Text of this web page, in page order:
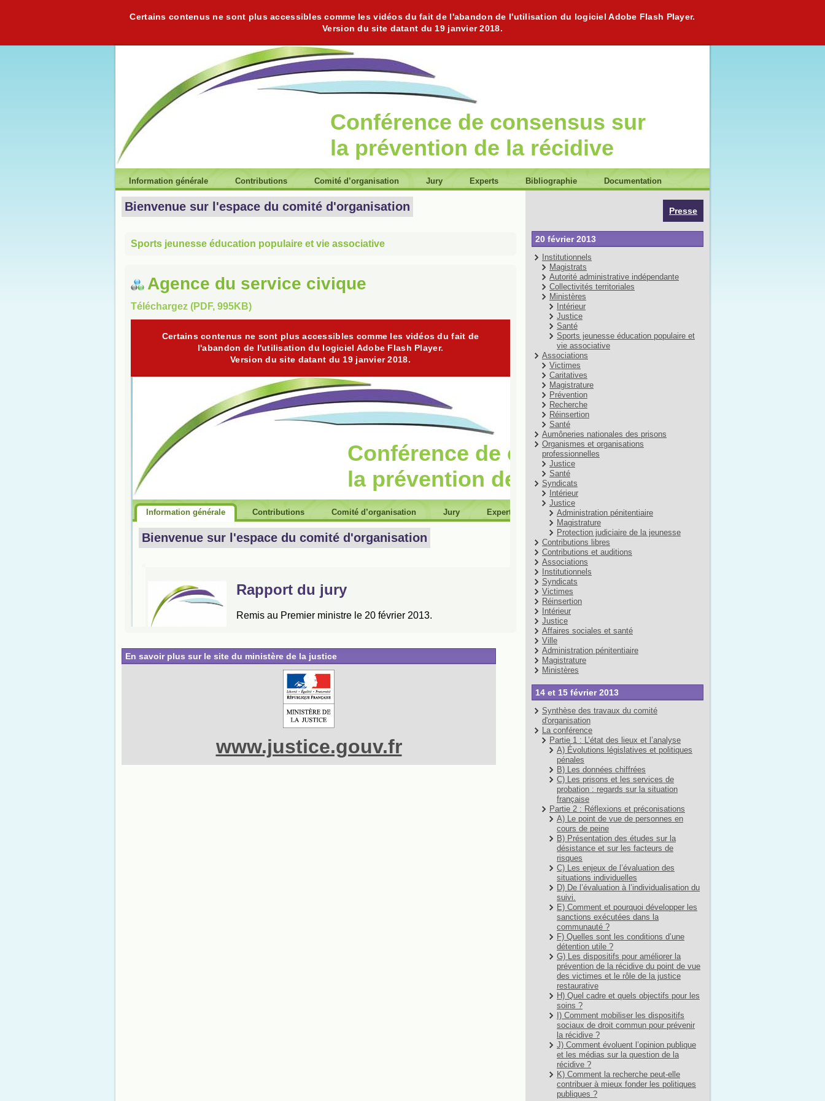
Certains contenus ne sont plus accessibles comme les vidéos du fait de l'abandon de l'utilisation du logiciel Adobe Flash Player.
Version du site datant du 19 janvier 2018.
Conférence de consensus sur
la prévention de la récidive
Information générale Contributions Comité d’organisation Jury Experts Bibliographie Documentation
Bienvenue sur l'espace du comité d'organisation
Sports jeunesse éducation populaire et vie associative
Agence du service civique
Téléchargez (PDF, 995KB)
En savoir plus sur le site du ministère de la justice
www.justice.gouv.fr
Presse
20 février 2013
Institutionnels
Magistrats
Autorité administrative indépendante
Collectivités territoriales
Ministères
Intérieur
Justice
Santé
Sports jeunesse éducation populaire et
vie associative
Associations
Victimes
Caritatives
Magistrature
Prévention
Recherche
Réinsertion
Santé
Aumôneries nationales des prisons
Organismes et organisations
professionnelles
Justice
Santé
Syndicats
Intérieur
Justice
Administration pénitentiaire
Magistrature
Protection judiciaire de la jeunesse
Contributions libres
Contributions et auditions
Associations
Institutionnels
Syndicats
Victimes
Réinsertion
Intérieur
Justice
Affaires sociales et santé
Ville
Administration pénitentiaire
Magistrature
Ministères
14 et 15 février 2013
Synthèse des travaux du comité
d'organisation
La conférence
Partie 1 : L’état des lieux et l’analyse
A) Évolutions législatives et politiques
pénales
B) Les données chiffrées
C) Les prisons et les services de
probation : regards sur la situation
française
Partie 2 : Réflexions et préconisations
A) Le point de vue de personnes en
cours de peine
B) Présentation des études sur la
désistance et sur les facteurs de
risques
C) Les enjeux de l’évaluation des
situations individuelles
D) De l’évaluation à l’individualisation du
suivi.
E) Comment et pourquoi développer les
sanctions exécutées dans la
communauté ?
F) Quelles sont les conditions d’une
détention utile ?
G) Les dispositifs pour améliorer la
prévention de la récidive du point de vue
des victimes et le rôle de la justice
restaurative
H) Quel cadre et quels objectifs pour les
soins ?
I) Comment mobiliser les dispositifs
sociaux de droit commun pour prévenir
la récidive ?
J) Comment évoluent l’opinion publique
et les médias sur la question de la
récidive ?
K) Comment la recherche peut-elle
contribuer à mieux fonder les politiques
publiques ?